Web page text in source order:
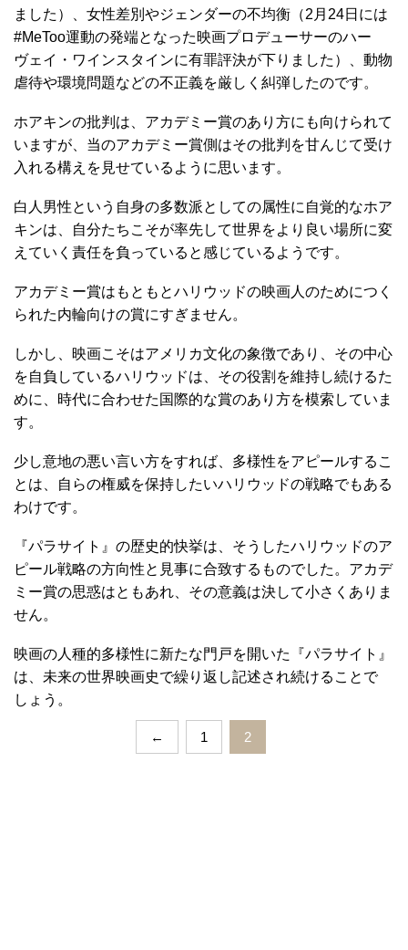
ました）、女性差別やジェンダーの不均衡（2月24日には
#MeToo運動の発端となった映画プロデューサーのハー
ヴェイ・ワインスタインに有罪評決が下りました）、動物
虐待や環境問題などの不正義を厳しく糾弾したのです。
ホアキンの批判は、アカデミー賞のあり方にも向けられて
いますが、当のアカデミー賞側はその批判を甘んじて受け
入れる構えを見せているように思います。
白人男性という自身の多数派としての属性に自覚的なホア
キンは、自分たちこそが率先して世界をより良い場所に変
えていく責任を負っていると感じているようです。
アカデミー賞はもともとハリウッドの映画人のためにつく
られた内輪向けの賞にすぎません。
しかし、映画こそはアメリカ文化の象徴であり、その中心
を自負しているハリウッドは、その役割を維持し続けるた
めに、時代に合わせた国際的な賞のあり方を模索していま
す。
少し意地の悪い言い方をすれば、多様性をアピールするこ
とは、自らの権威を保持したいハリウッドの戦略でもある
わけです。
『パラサイト』の歴史的快挙は、そうしたハリウッドのア
ピール戦略の方向性と見事に合致するものでした。アカデ
ミー賞の思惑はともあれ、その意義は決して小さくありま
せん。
映画の人種的多様性に新たな門戸を開いた『パラサイト』
は、未来の世界映画史で繰り返し記述され続けることで
しょう。
← 1 2